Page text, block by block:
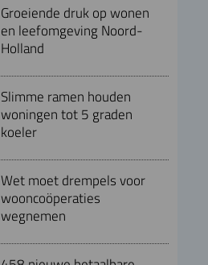
Groeiende druk op wonen
en leefomgeving Noord-
Holland
Slimme ramen houden
woningen tot 5 graden
koeler
Wet moet drempels voor
wooncoöperaties
wegnemen